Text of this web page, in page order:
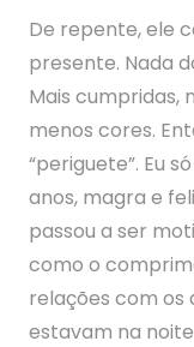
De repente, ele
presente. Nada
Mais cumpridas,
menos cores.
“periguete”. Eu
anos, magra e
passou a ser
como o
relações com os
estavam na